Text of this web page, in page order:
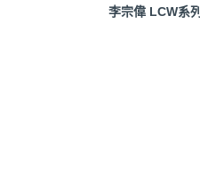
李宗偉 LCW系列